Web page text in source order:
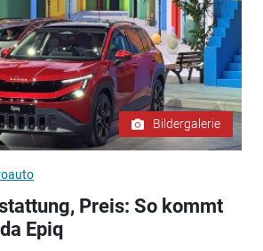
Bildergalerie
Preis: So kommt
Epiq